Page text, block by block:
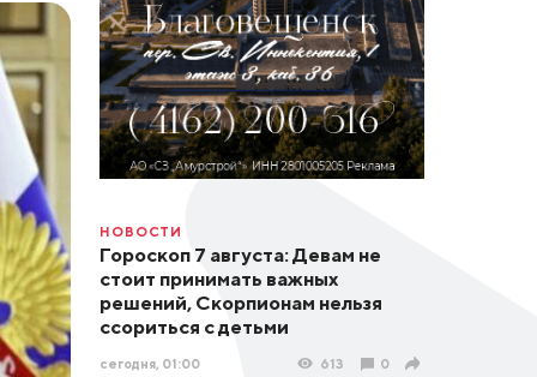
НОВОСТИ
Гороскоп 7 августа: Девам не
стоит принимать важных
решений, Скорпионам нельзя
ссориться с детьми
сегодня, 01:00 613 0